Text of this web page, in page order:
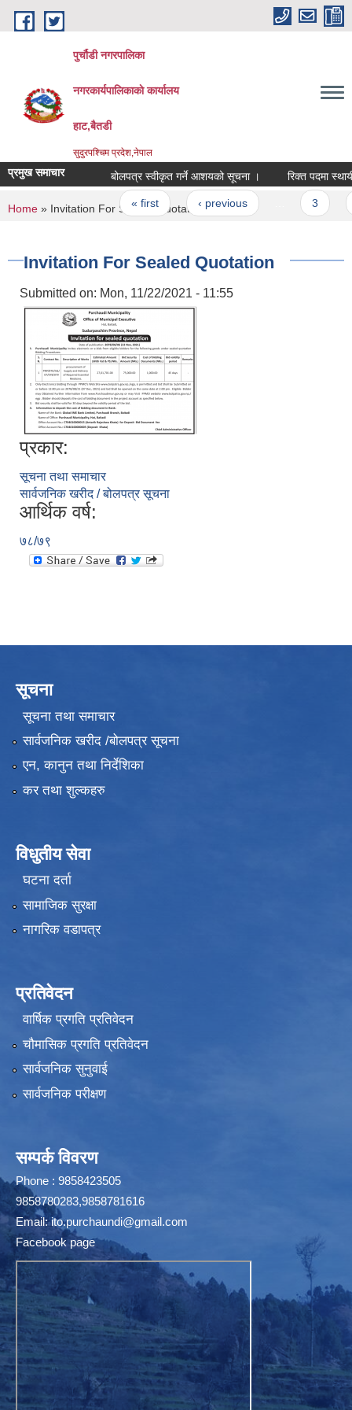
Skip to main content
पुर्चौडी नगरपालिका
नगरकार्यपालिकाकाे कार्यालय
हाट,बैतडी
सुदुरपश्चिम प्रदेश,नेपाल
प्रमुख समाचार बोलपत्र स्वीकृत गर्ने आशयको सूचना । रिक्त पदमा
Pages
« first ‹ previous
You are here
Home » Invitation For Sealed Quotation
Invitation For Sealed Quotation
Submitted on: Mon, 11/22/2021 - 11:55
प्रकार:
सूचना तथा समाचार
सार्वजनिक खरीद / बोलपत्र सूचना
आर्थिक वर्ष:
७८/७९
सूचना
सूचना तथा समाचार
सार्वजनिक खरीद /बोलपत्र सूचना
एन, कानुन तथा निर्देशिका
कर तथा शुल्कहरु
विधुतीय सेवा
घटना दर्ता
सामाजिक सुरक्षा
नागरिक वडापत्र
प्रतिवेदन
वार्षिक प्रगति प्रतिवेदन
चौमासिक प्रगति प्रतिवेदन
सार्वजनिक सुनुवाई
सार्वजनिक परीक्षण
सम्पर्क विवरण
Phone : 9858423505
9858780283,9858781616
Email:ito.purchaundi@gmail.com
Facebook page